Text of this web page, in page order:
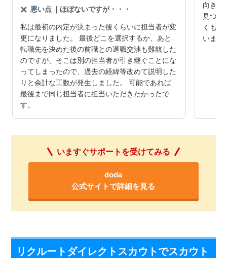
悪い点 ｜ほぼないですが・・・
私は最初の内定が決まった後くらいに担当者が変
更になりました。 最後どこを選択するか、あと
転職先を決めた後の前職との退職交渉も難航した
のですが、そこは別の担当者が引き継ぐことにな
ってしまったので、過去の経緯等改めて説明した
りと余計な工数が発生しました。 可能であれば
最後まで同じ担当者に担当いただきたかったで
す。
向きに
見つか
くもう
いまし
いますぐサポートを受けてみる
doda
公式サイトで詳細を見る
リクルートダイレクトスカウトでスカウト